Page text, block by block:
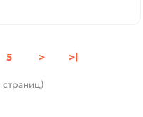
5 > >|
страниц)